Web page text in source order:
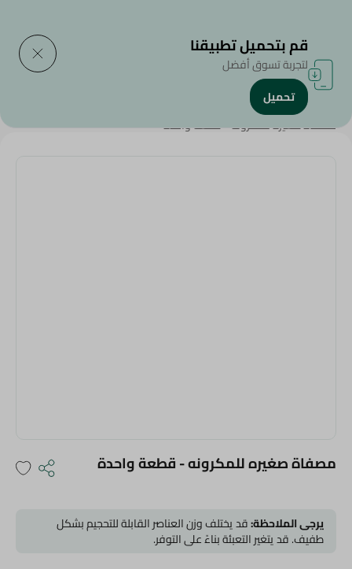
الرئيسية/المنزل والحديقة
مصفاة صغيره للمكرونه - قطعة واحدة
مصفاة صغيره للمكرونه - قطعة واحدة
يرجى الملاحظة:قد يختلف وزن العناصر القابلة للتحجيم بشكل
طفيف. قد يتغير التعبئة بناءً على التوفر.
قم بتحميل تطبيقنا
لتجربة تسوق أفضل
تحميل